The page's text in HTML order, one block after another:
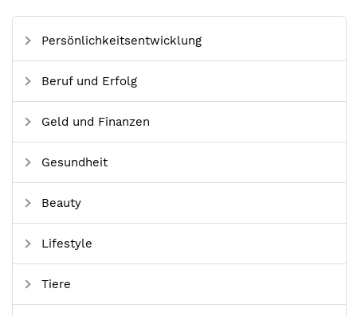
Persönlichkeitsentwicklung
Beruf und Erfolg
Geld und Finanzen
Gesundheit
Beauty
Lifestyle
Tiere